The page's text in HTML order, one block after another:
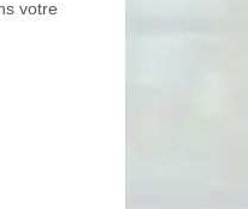
votre